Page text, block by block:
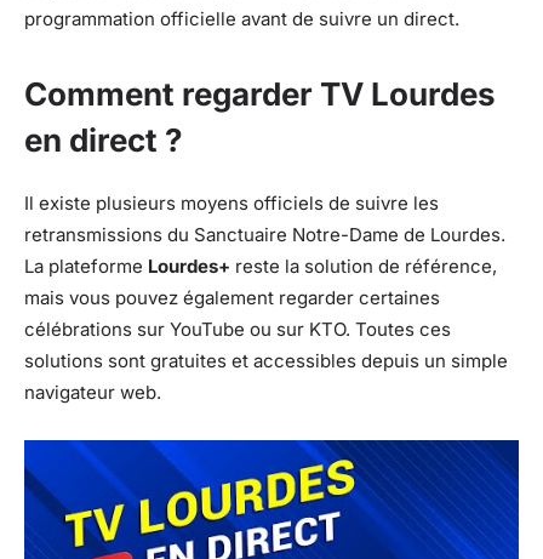
programmation officielle avant de suivre un direct.
Comment regarder TV Lourdes
en direct ?
Il existe plusieurs moyens officiels de suivre les
retransmissions du Sanctuaire Notre-Dame de Lourdes.
La plateforme Lourdes+ reste la solution de référence,
mais vous pouvez également regarder certaines
célébrations sur YouTube ou sur KTO. Toutes ces
solutions sont gratuites et accessibles depuis un simple
navigateur web.